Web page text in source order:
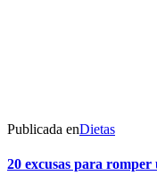
Publicada enDietas
20 excusas para